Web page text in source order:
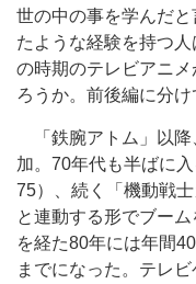
世の中の事を学んだ
たような経験を持つ
の時期のテレビアニ
ろうか。前後編に分け
「鉄腕アトム」以降
加。70年代も半ばに
75）、続く「機動戦
と連動する形でブー
を経た80年には年間
までになった。テレ